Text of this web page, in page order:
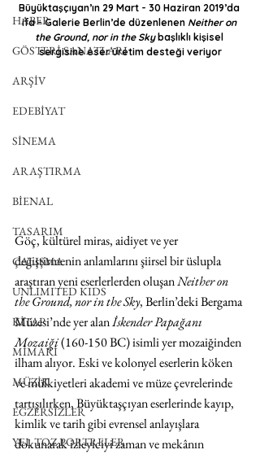
HABER
GÖSTERİ SANATLARI
ARŞİV
EDEBİYAT
SİNEMA
ARAŞTIRMA
BİENAL
TASARIM
ÇALIŞMA
UNLIMITED KIDS
KİTAP
MİMARİ
MÜZİK
EGZERSİZLER
YEL TOZ PORTRELER
Büyüktaşçıyan’ın 29 Mart - 30 Haziran 2019’da
ifa - Galerie Berlin’de düzenlenen Neither on
the Ground, nor in the Sky başlıklı kişisel
sergisine eser üretim desteği veriyor
Göç, kültürel miras, aidiyet ve yer
değiştirmenin anlamlarını şiirsel bir üslupla
araştıran yeni eserlerlerden oluşan Neither on
the Ground, nor in the Sky, Berlin’deki Bergama
Müzesi’nde yer alan İskender Papağanı
Mozaiği (160-150 BC) isimli yer mozaiğinden
ilham alıyor. Eski ve kolonyel eserlerin köken
ve mülkiyetleri akademi ve müze çevrelerinde
tartışılırken, Büyüktaşçıyan eserlerinde kayıp,
kimlik ve tarih gibi evrensel anlayışlara
dokunarak izleyiciyi zaman ve mekânın